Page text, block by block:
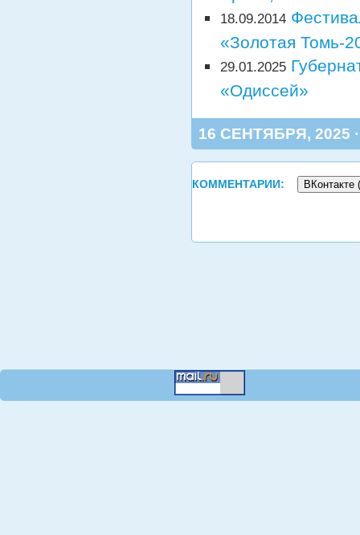
18.09.2014
«Золотая Томь-
29.01.2025
«Одиссей»
16 СЕНТЯБРЯ, 2025
КОММЕНТАРИИ: ВКонтакте (